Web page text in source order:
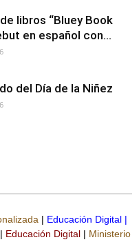
libros “Bluey Book
en español con...
del Día de la Niñez
| Educación Digital |
| Educación Digital | Ministerio